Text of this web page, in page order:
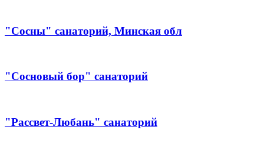
"Сосны" санаторий, Минская обл
"Сосновый бор" санаторий
"Рассвет-Любань" санаторий